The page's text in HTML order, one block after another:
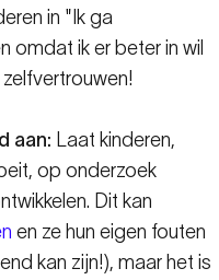
in "Ik ga
omdat ik er beter in wil
aan: Laat kinderen,
op onderzoek
Dit kan
en ze hun eigen fouten
kan zijn!), maar het is